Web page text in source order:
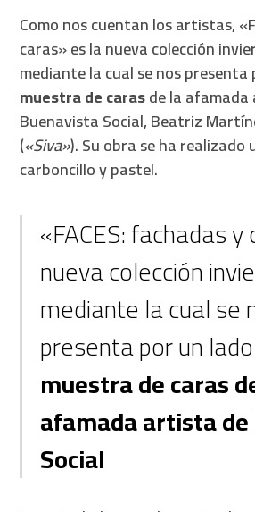
Como nos cuentan los artistas,
caras» es la nueva colección
mediante la cual se nos
muestra de carasde la
Buenavista Social, Beatriz
(«Siva»). Su obra se ha
carboncillo y pastel.
«FACES: fachadas
nueva colección
mediante la cual se
presenta por un
muestra de caras
afamada artista
Social